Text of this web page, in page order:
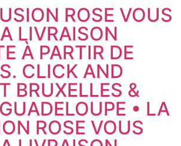
ROSE VOUS
LIVRAISON
À PARTIR DE
CLICK AND
BRUXELLES &
• LA
ROSE VOUS